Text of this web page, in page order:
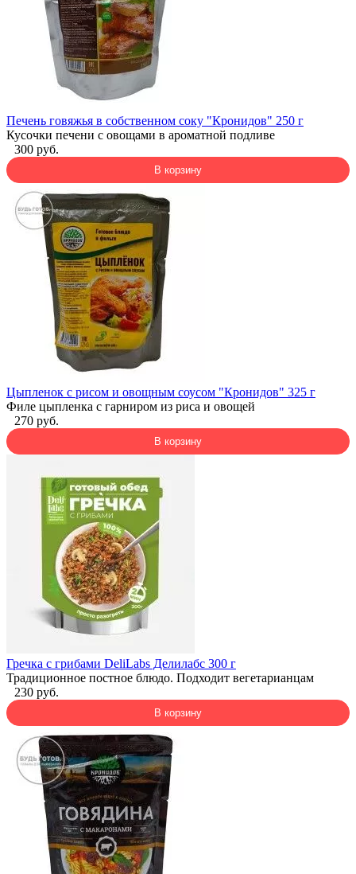
Печень говяжья в собственном соку "Кронидов" 250 г
Кусочки печени с овощами в ароматной подливе
300 руб.
В корзину
Цыпленок с рисом и овощным соусом "Кронидов" 325 г
Филе цыпленка с гарниром из риса и овощей
270 руб.
В корзину
Гречка с грибами DeliLabs Делилабс 300 г
Традиционное постное блюдо. Подходит вегетарианцам
230 руб.
В корзину